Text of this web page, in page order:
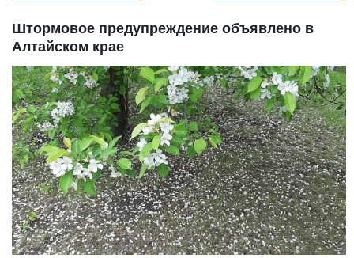
Штормовое предупреждение объявлено в
Алтайском крае